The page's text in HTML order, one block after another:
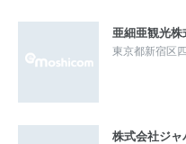
亜細亜観光株
東京都新宿区
株式会社ジャ